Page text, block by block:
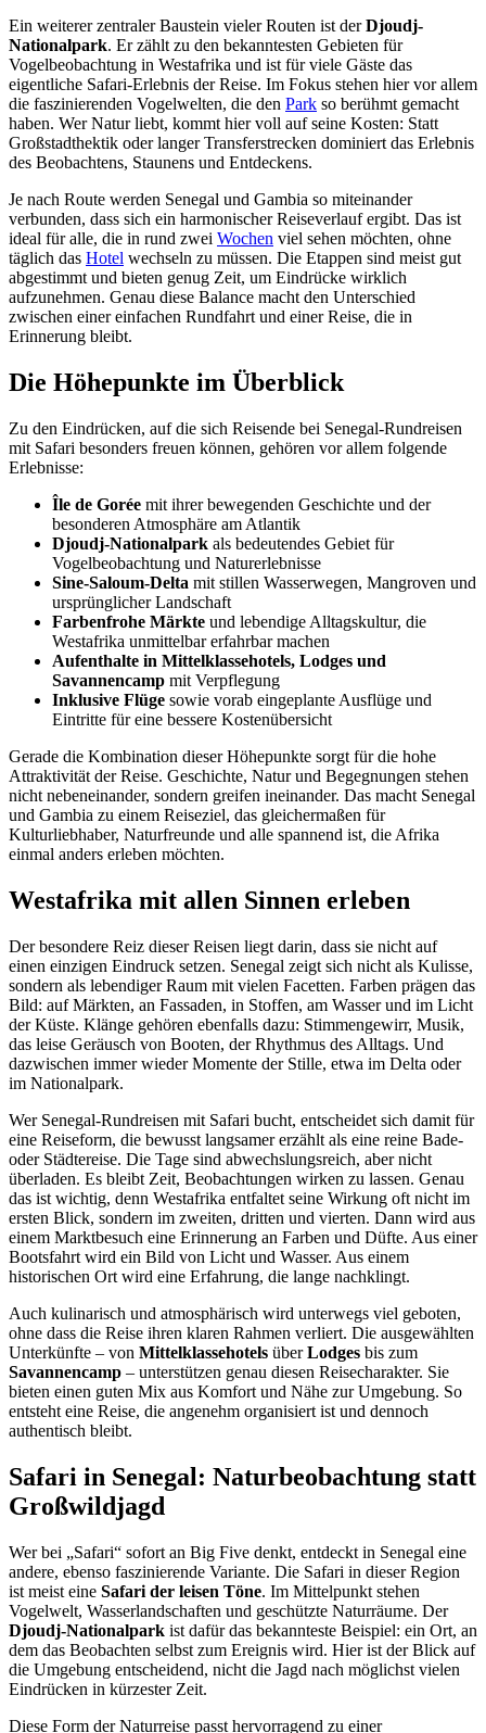
Ein weiterer zentraler Baustein vieler Routen ist derDjoudj-
Nationalpark. Er zählt zu den bekanntesten Gebieten für
Vogelbeobachtung in Westafrika und ist für viele Gäste das
eigentliche Safari-Erlebnis der Reise. Im Fokus stehen hier vor allem
die faszinierenden Vogelwelten, die den Park so berühmt gemacht
haben. Wer Natur liebt, kommt hier voll auf seine Kosten: Statt
Großstadthektik oder langer Transferstrecken dominiert das Erlebnis
des Beobachtens, Staunens und Entdeckens.
Je nach Route werden Senegal und Gambia so miteinander
verbunden, dass sich ein harmonischer Reiseverlauf ergibt. Das ist
ideal für alle, die in rund zwei Wochen viel sehen möchten, ohne
täglich das Hotel wechseln zu müssen. Die Etappen sind meist gut
abgestimmt und bieten genug Zeit, um Eindrücke wirklich
aufzunehmen. Genau diese Balance macht den Unterschied
zwischen einer einfachen Rundfahrt und einer Reise, die in
Erinnerung bleibt.
Die Höhepunkte im Überblick
Zu den Eindrücken, auf die sich Reisende bei Senegal-Rundreisen
mit Safari besonders freuen können, gehören vor allem folgende
Erlebnisse:
Île de Gorée mit ihrer bewegenden Geschichte und der
besonderen Atmosphäre am Atlantik
Djoudj-Nationalpark als bedeutendes Gebiet für
Vogelbeobachtung und Naturerlebnisse
Sine-Saloum-Delta mit stillen Wasserwegen, Mangroven und
ursprünglicher Landschaft
Farbenfrohe Märkte und lebendige Alltagskultur, die
Westafrika unmittelbar erfahrbar machen
Aufenthalte in Mittelklassehotels, Lodges und
Savannencamp mit Verpflegung
Inklusive Flüge sowie vorab eingeplante Ausflüge und
Eintritte für eine bessere Kostenübersicht
Gerade die Kombination dieser Höhepunkte sorgt für die hohe
Attraktivität der Reise. Geschichte, Natur und Begegnungen stehen
nicht nebeneinander, sondern greifen ineinander. Das macht Senegal
und Gambia zu einem Reiseziel, das gleichermaßen für
Kulturliebhaber, Naturfreunde und alle spannend ist, die Afrika
einmal anders erleben möchten.
Westafrika mit allen Sinnen erleben
Der besondere Reiz dieser Reisen liegt darin, dass sie nicht auf
einen einzigen Eindruck setzen. Senegal zeigt sich nicht als Kulisse,
sondern als lebendiger Raum mit vielen Facetten. Farben prägen das
Bild: auf Märkten, an Fassaden, in Stoffen, am Wasser und im Licht
der Küste. Klänge gehören ebenfalls dazu: Stimmengewirr, Musik,
das leise Geräusch von Booten, der Rhythmus des Alltags. Und
dazwischen immer wieder Momente der Stille, etwa im Delta oder
im Nationalpark.
Wer Senegal-Rundreisen mit Safari bucht, entscheidet sich damit für
eine Reiseform, die bewusst langsamer erzählt als eine reine Bade-
oder Städtereise. Die Tage sind abwechslungsreich, aber nicht
überladen. Es bleibt Zeit, Beobachtungen wirken zu lassen. Genau
das ist wichtig, denn Westafrika entfaltet seine Wirkung oft nicht im
ersten Blick, sondern im zweiten, dritten und vierten. Dann wird aus
einem Marktbesuch eine Erinnerung an Farben und Düfte. Aus einer
Bootsfahrt wird ein Bild von Licht und Wasser. Aus einem
historischen Ort wird eine Erfahrung, die lange nachklingt.
Auch kulinarisch und atmosphärisch wird unterwegs viel geboten,
ohne dass die Reise ihren klaren Rahmen verliert. Die ausgewählten
Unterkünfte – von Mittelklassehotels überLodges bis zum
Savannencamp – unterstützen genau diesen Reisecharakter. Sie
bieten einen guten Mix aus Komfort und Nähe zur Umgebung. So
entsteht eine Reise, die angenehm organisiert ist und dennoch
authentisch bleibt.
Safari in Senegal: Naturbeobachtung statt
Großwildjagd
Wer bei „Safari“ sofort an Big Five denkt, entdeckt in Senegal eine
andere, ebenso faszinierende Variante. Die Safari in dieser Region
ist meist eine Safari der leisen Töne. Im Mittelpunkt stehen
Vogelwelt, Wasserlandschaften und geschützte Naturräume. Der
Djoudj-Nationalpark ist dafür das bekannteste Beispiel: ein Ort, an
dem das Beobachten selbst zum Ereignis wird. Hier ist der Blick auf
die Umgebung entscheidend, nicht die Jagd nach möglichst vielen
Eindrücken in kürzester Zeit.
Diese Form der Naturreise passt hervorragend zu einer